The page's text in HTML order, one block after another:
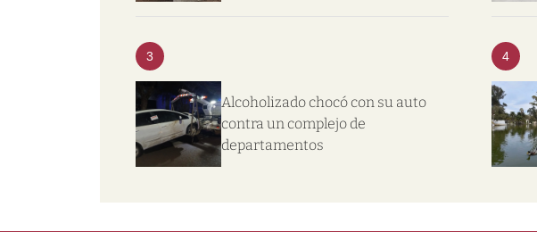
3
Alcoholizado chocó con su auto
contra un complejo de
departamentos
4